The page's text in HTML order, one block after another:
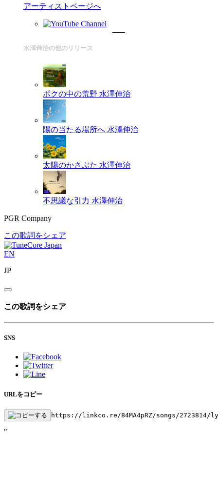
アーティストページへ
水澤伸治の他のリリース
ボクの中の荒野 水澤伸治
陽の当たる場所へ 水澤伸治
太陽のかさぶた 水澤伸治
不思議な引力 水澤伸治
PGR Company
この歌詞をシェア
EN
JP
この歌詞をシェア
SNS
URLをコピー
https://linkco.re/84MA4pRZ/songs/2723814/
"